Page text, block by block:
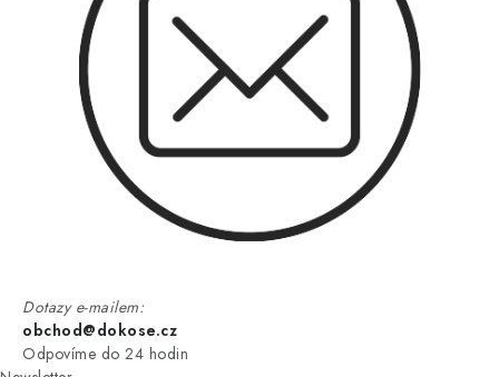
Dotazy e-mailem:
obchod@dokose.cz
Odpovíme do 24 hodin